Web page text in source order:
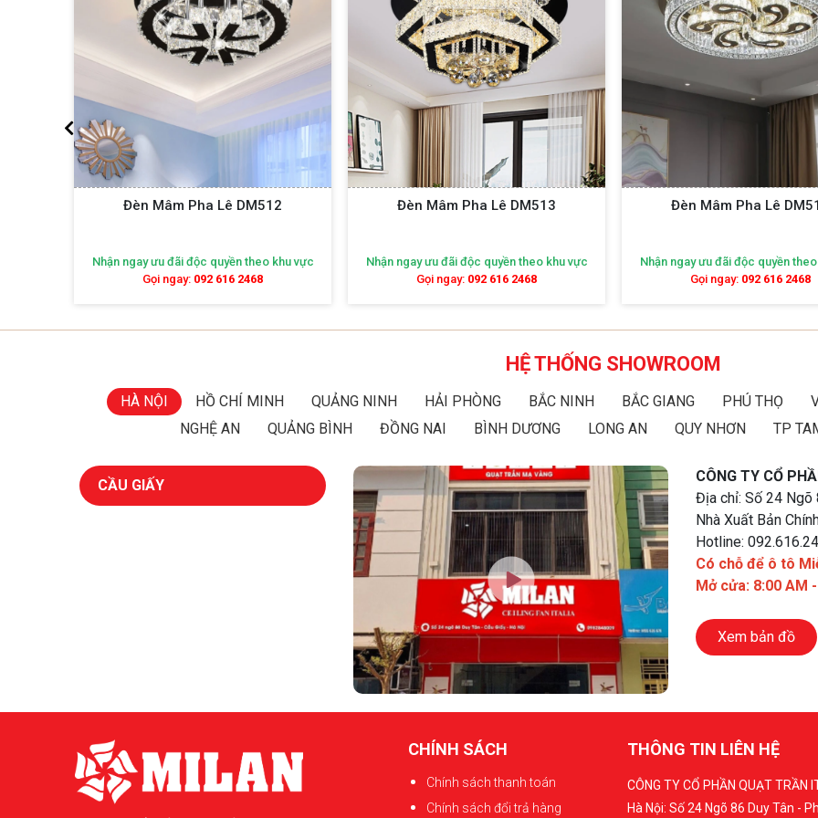
Đèn Mâm Pha Lê DM512
Nhận ngay ưu đãi độc quyền theo khu vực
Gọi ngay: 092 616 2468
Đèn Mâm Pha Lê DM513
Nhận ngay ưu đãi độc quyền theo khu vực
Gọi ngay: 092 616 2468
Đèn Mâm Pha Lê
Nhận ngay ưu đãi độc quyền
Gọi ngay: 092 616 2468
HỆ THỐNG SHOWROOM
HÀ NỘI HỒ CHÍ MINH QUẢNG NINH HẢI PHÒNG BẮC NINH BẮC GIANG PHÚ THỌ
NGHỆ AN
QUẢNG BÌNH ĐỒNG NAI BÌNH DƯƠNG LONG AN QUY NHƠN TP
CẦU GIẤY
CÔNG TY CỔ
Địa chỉ: Số 24 Ngõ
Nhà Xuất Bản
Hotline:
Có chỗ để ô tô
Mở cửa: 8:00 AM
Xem bản đồ
CHÍNH SÁCH
Chính sách thanh toán
Chính sách đổi trả hàng
THÔNG TIN LIÊN HỆ
CÔNG TY CỔ PHẦN QUẠT TRẦN
Hà Nội: Số 24 Ngõ 86 Duy Tân -